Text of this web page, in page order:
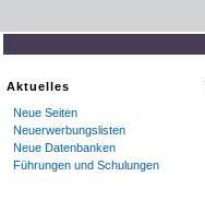
Aktuelles
Neue Seiten
Neuerwerbungslisten
Neue Datenbanken
Führungen und Schulungen